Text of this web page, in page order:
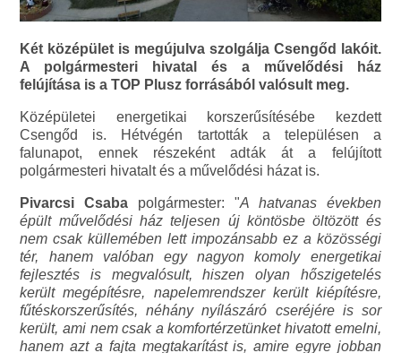
Két középület is megújulva szolgálja Csengőd lakóit.
A polgármesteri hivatal és a művelődési ház
felújítása is a TOP Plusz forrásából valósult meg.
Középületei energetikai korszerűsítésébe kezdett
Csengőd is. Hétvégén tartották a településen a
falunapot, ennek részeként adták át a felújított
polgármesteri hivatalt és a művelődési házat is.
Pivarcsi Csaba polgármester: "A hatvanas években
épült művelődési ház teljesen új köntösbe öltözött és
nem csak küllemében lett impozánsabb ez a közösségi
tér, hanem valóban egy nagyon komoly energetikai
fejlesztés is megvalósult, hiszen olyan hőszigetelés
került megépítésre, napelemrendszer került kiépítésre,
fűtéskorszerűsítés, néhány nyílászáró cseréjére is sor
került, ami nem csak a komfortérzetünket hivatott emelni,
hanem azt a fajta megtakarítást is, amire egyre jobban